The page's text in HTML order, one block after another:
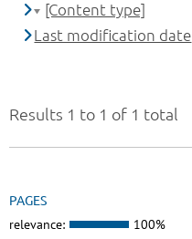
Results 1 to 1 of 1 total
PAGES
relevance: 100%
[Content type]
Last modification date